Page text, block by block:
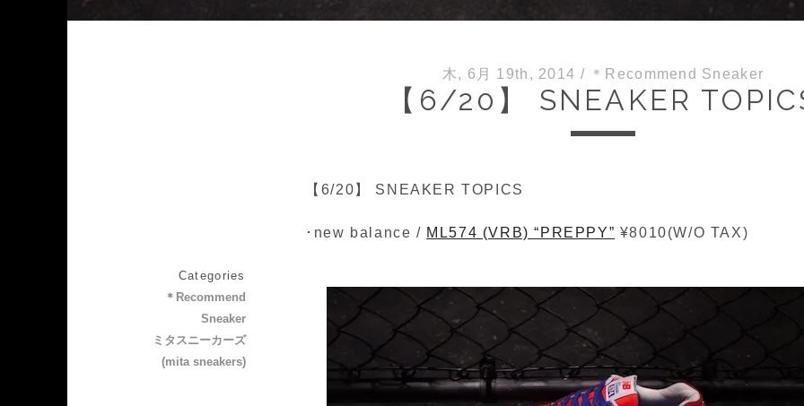
木, 6月 19th, 2014 / ＊Recommend Sneaker
【6/20】 SNEAKER
【6/20】 SNEAKER TOPICS
･new balance / ML574 (VRB) “PREPPY” ¥8010(W/O TAX)
Categories
＊Recommend
Sneaker
ミタスニーカーズ
(mita sneakers)